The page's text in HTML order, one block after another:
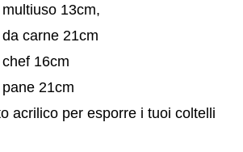
13cm,
carne 21cm
16cm
21cm
acrilico per esporre i tuoi coltelli